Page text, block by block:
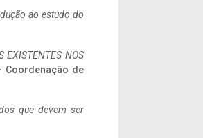
ao estudo do
EXISTENTES NOS
Coordenação de
que devem ser